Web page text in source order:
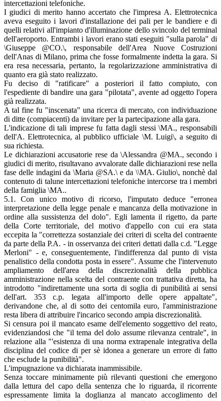
intercettazioni telefoniche.
I giudici di merito hanno accertato che l'impresa A. Elettrotecnica
aveva eseguito i lavori d'installazione dei pali per le bandiere e di
quelli relativi all'impianto d'illuminazione dello svincolo del terminal
dell'aeroporto. Entrambi i lavori erano stati eseguiti "sulla parola" di
\Giuseppe @CO.\, responsabile dell'Area Nuove Costruzioni
dell'Anas di Milano, prima che fosse formalmente indetta la gara. Si
era resa necessaria, pertanto, la regolarizzazione amministrativa di
quanto era già stato realizzato.
Fu deciso di "ratificare" a posteriori il fatto compiuto, con
l'espediente di bandire una gara "pilotata", avente ad oggetto l'opera
già realizzata.
A tal fine fu "inscenata" una ricerca di mercato, con individuazione
di ditte (compiacenti) da invitare per la partecipazione alla gara.
L'indicazione di tali imprese fu fatta dagli stessi \MA., responsabili
dell'A. Elettrotecnica, al pubblico ufficiale \M. Luigi\, a seguito di
sua richiesta.
Le dichiarazioni accusatorie rese da \Alessandra @MA., secondo i
giudici di merito, risultavano avvalorate dalle dichiarazioni rese nella
fase delle indagini da \Maria @SA.\ e da \\MA. Giulio\, nonchè dal
contenuto di talune intercettazioni telefoniche intercorse tra i membri
della famiglia \MA..
5.1. Con unico motivo di ricorso, l'imputato deduce "erronea
interpretazione della legge penale e mancanza della motivazione in
ordine alla sussistenza del dolo". Egli lamenta il rigetto, da parte
della Corte territoriale, del motivo d'appello con cui era stata
eccepita la "correttezza sostanziale dei criteri di scelta del contraente
da parte della P.A. - in osservanza dei criteri dettati dalla c.d. "Legge
Merloni" - e, conseguentemente, l'indifferenza dal punto di vista
penalistico della condotta posta in essere". Assume che l'intervenuto
ampliamento dell'area della discrezionalità della pubblica
amministrazione nella scelta del contraente con trattativa diretta, ha
introdotto "indirettamente una sorta di soglia di punibilità ai sensi
dell'art. 353 c.p. legata all'importo delle opere appaltate",
derivandone che, al di sotto dei centomila euro, l'amministrazione
resta libera di attribuire l'incarico secondo ampia discrezionalità.
Si censura poi il mancato esame dell'elemento soggettivo del reato,
evidenziandosi che "il tema del dolo assume rilevanza centrale", in
relazione alla "'esistenza di una norma extrapenale integrativa della
disciplina del codice di per sè idonea a generare un errore di fatto
che esclude la punibilità".
L'impugnazione va dichiarata inammissibile.
Senza toccare minimamente più rilevanti questioni che emergono
dalla lettura del capo della sentenza che lo riguarda, il ricorrente
espressamente limita la doglianza al mancato accoglimento del